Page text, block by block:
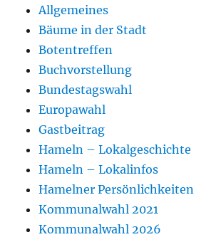
Allgemeines
Bäume in der Stadt
Botentreffen
Buchvorstellung
Bundestagswahl
Europawahl
Gastbeitrag
Hameln – Lokalgeschichte
Hameln – Lokalinfos
Hamelner Persönlichkeiten
Kommunalwahl 2021
Kommunalwahl 2026